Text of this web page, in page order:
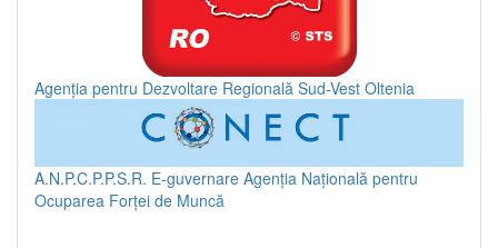
Agenția pentru Dezvoltare Regională Sud-Vest Oltenia
A.N.P.C.P.P.S.R. E-guvernare Agenția Națională pentru
Ocuparea Forței de Muncă